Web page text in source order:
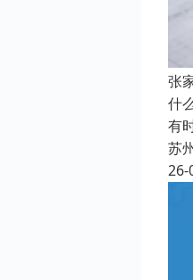
张
什
有
苏
26-